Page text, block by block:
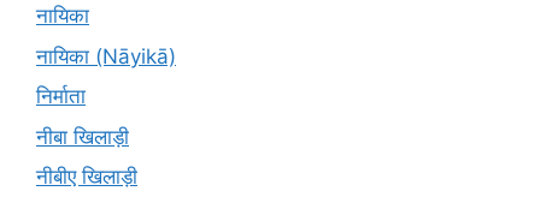
नायिका
नायिका (Nāyikā)
निर्माता
नीबा खिलाड़ी
नीबीए खिलाड़ी